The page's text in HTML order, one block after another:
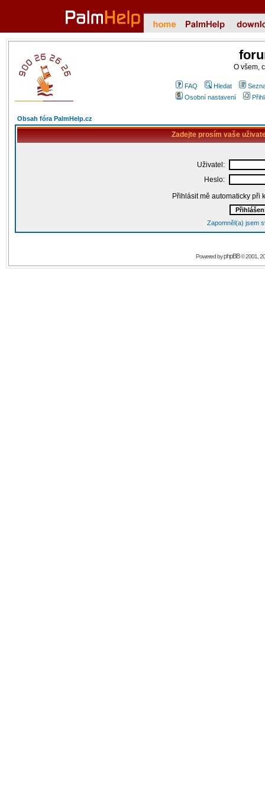
O všem,
FAQ Hledat
Osobní nastavení
Obsah fóra PalmHelp.cz
Zadejte prosím vaše
Uživatel:
Heslo:
Přihlásit mě automaticky při
Zapomněl(a) jsem
Powered byphpBB© 2001,